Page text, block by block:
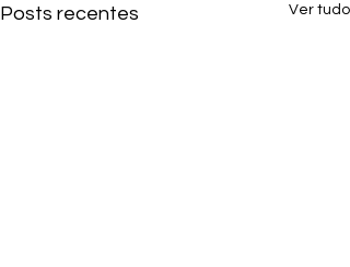
Posts recentes Ver tudo